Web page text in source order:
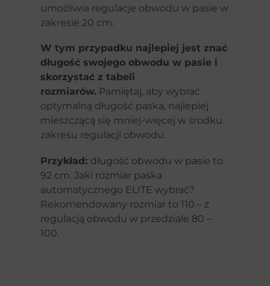
umożliwia regulacje obwodu w pasie w
zakresie 20 cm.
W tym przypadku najlepiej jest znać
długość swojego obwodu w pasie i
skorzystać z tabeli
rozmiarów. Pamiętaj, aby wybrać
optymalną długość paska, najlepiej
mieszczącą się mniej-więcej w środku
zakresu regulacji obwodu.
Przykład: długość obwodu w pasie to
92 cm. Jaki rozmiar paska
automatycznego ELITE wybrać?
Rekomendowany rozmiar to 110 – z
regulacją obwodu w przedziale 80 –
100.